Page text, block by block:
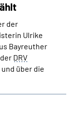
der
Ulrike
Bayreuther
DRV
über die